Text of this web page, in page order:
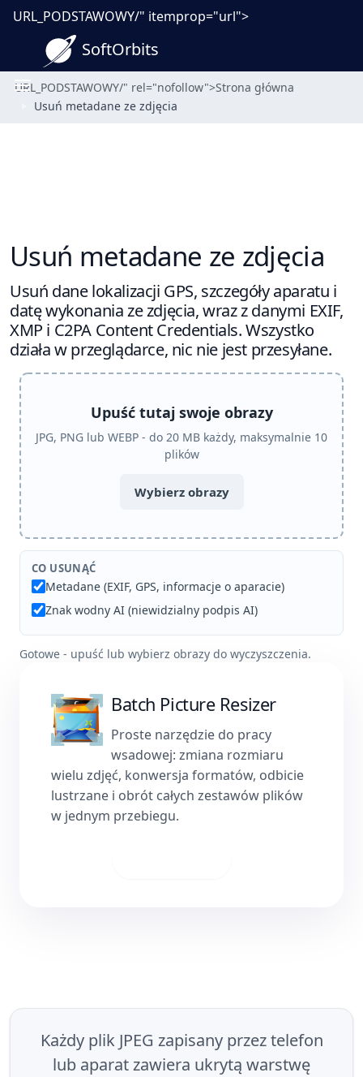
URL_PODSTAWOWY/" itemprop="url">
SoftOrbits
URL_PODSTAWOWY/" rel="nofollow">Strona główna
Usuń metadane ze zdjęcia
Usuń metadane ze zdjęcia
Usuń dane lokalizacji GPS, szczegóły aparatu i
datę wykonania ze zdjęcia, wraz z danymi EXIF,
XMP i C2PA Content Credentials. Wszystko
działa w przeglądarce, nic nie jest przesyłane.
Upuść tutaj swoje obrazy
JPG, PNG lub WEBP - do 20 MB każdy, maksymalnie 10
plików
Wybierz obrazy
CO USUNĄĆ
Metadane (EXIF, GPS, informacje o aparacie)
Znak wodny AI (niewidzialny podpis AI)
Gotowe - upuść lub wybierz obrazy do wyczyszczenia.
Batch Picture Resizer
Proste narzędzie do pracy
wsadowej: zmiana rozmiaru
wielu zdjęć, konwersja formatów, odbicie
lustrzane i obrót całych zestawów plików
w jednym przebiegu.
Każdy plik JPEG zapisany przez telefon
lub aparat zawiera ukrytą warstwę